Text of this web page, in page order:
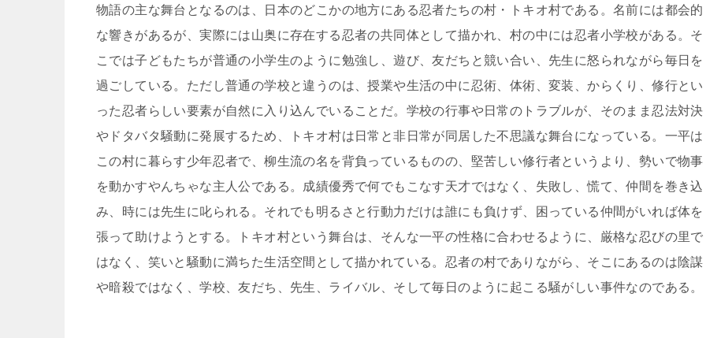
物語の主な舞台となるのは、日本のどこかの地方にある忍者たちの村・トキオ村である。名前には都会的
な響きがあるが、実際には山奥に存在する忍者の共同体として描かれ、村の中には忍者小学校がある。そ
こでは子どもたちが普通の小学生のように勉強し、遊び、友だちと競い合い、先生に怒られながら毎日を
過ごしている。ただし普通の学校と違うのは、授業や生活の中に忍術、体術、変装、からくり、修行とい
った忍者らしい要素が自然に入り込んでいることだ。学校の行事や日常のトラブルが、そのまま忍法対決
やドタバタ騒動に発展するため、トキオ村は日常と非日常が同居した不思議な舞台になっている。一平は
この村に暮らす少年忍者で、柳生流の名を背負っているものの、堅苦しい修行者というより、勢いで物事
を動かすやんちゃな主人公である。成績優秀で何でもこなす天才ではなく、失敗し、慌て、仲間を巻き込
み、時には先生に叱られる。それでも明るさと行動力だけは誰にも負けず、困っている仲間がいれば体を
張って助けようとする。トキオ村という舞台は、そんな一平の性格に合わせるように、厳格な忍びの里で
はなく、笑いと騒動に満ちた生活空間として描かれている。忍者の村でありながら、そこにあるのは陰謀
や暗殺ではなく、学校、友だち、先生、ライバル、そして毎日のように起こる騒がしい事件なのである。